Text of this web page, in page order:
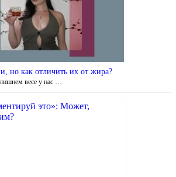
но как отличить их от жира?
весе у нас …